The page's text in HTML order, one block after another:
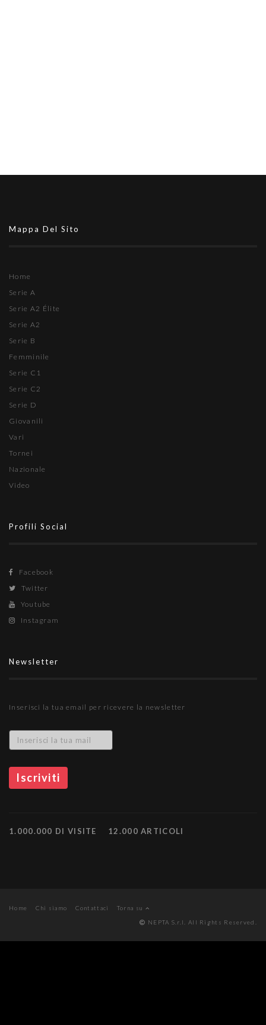
Mappa Del Sito
Home
Serie A
Serie A2 Élite
Serie A2
Serie B
Femminile
Serie C1
Serie C2
Serie D
Giovanili
Vari
Tornei
Nazionale
Video
Profili Social
Facebook
Twitter
Youtube
Instagram
Newsletter
Inserisci la tua email per ricevere la newsletter
1.000.000 DI VISITE 12.000 ARTICOLI
Home Chi siamo Contattaci
Torna su
NEPTA S.r.l. All Rights Reserved.